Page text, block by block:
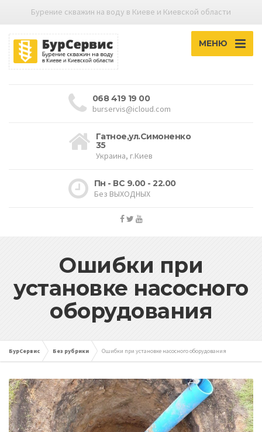
Бурение скважин на воду в Киеве и Киевской области
МЕНЮ
068 419 19 00
burservis@icloud.com
Гатное,ул.Симоненко
35
Украина, г.Киев
Пн - ВС 9.00 - 22.00
Без ВЫХОДНЫХ
Ошибки при
установке насосного
оборудования
БурСервис Без рубрики Ошибки при установке насосного оборудования